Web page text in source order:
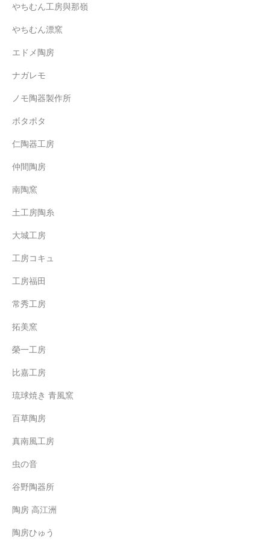
やちむん工房與那嶺
やちむん漂窯
エドメ陶房
ナガレモ
ノモ陶器製作所
ボタポタ
仁陶器工房
仲間陶房
南陶窯
土工房陶糸
大城工房
工房コキュ
工房福田
常秀工房
拓美窯
榮一工房
比嘉工房
琉球焼き 青風窯
百草陶房
真南風工房
虫の音
谷野陶器所
陶房 高江洲
陶房ひゅう